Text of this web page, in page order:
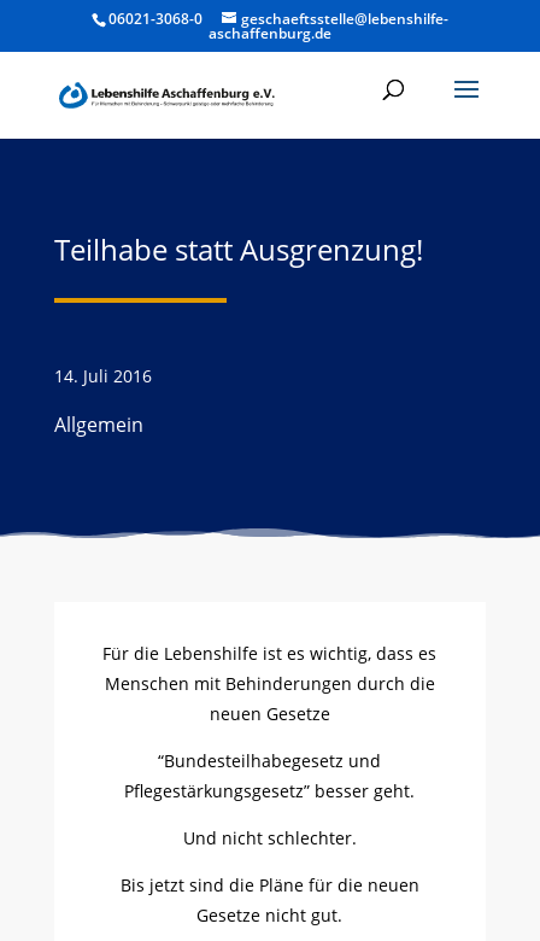
06021-3068-0 geschaeftsstelle@lebenshilfe-
aschaffenburg.de
Teilhabe statt Ausgrenzung!
14. Juli 2016
Allgemein
Für die Lebenshilfe ist es wichtig, dass es
Menschen mit Behinderungen durch die
neuen Gesetze
“Bundesteilhabegesetz und
Pflegestärkungsgesetz” besser geht.
Und nicht schlechter.
Bis jetzt sind die Pläne für die neuen
Gesetze nicht gut.